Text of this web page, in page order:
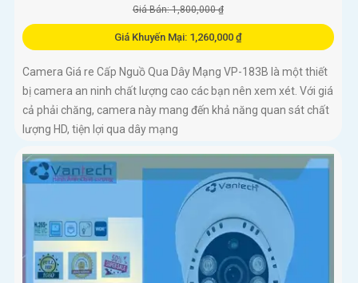
Giá Bán: 1,800,000 ₫
Giá Khuyến Mại: 1,260,000 ₫
Camera Giá re Cấp Nguồ Qua Dây Mạng VP-183B là một thiết
bị camera an ninh chất lượng cao các bạn nên xem xét. Với giá
cả phải chăng, camera này mang đến khả năng quan sát chất
lượng HD, tiện lợi qua dây mạng